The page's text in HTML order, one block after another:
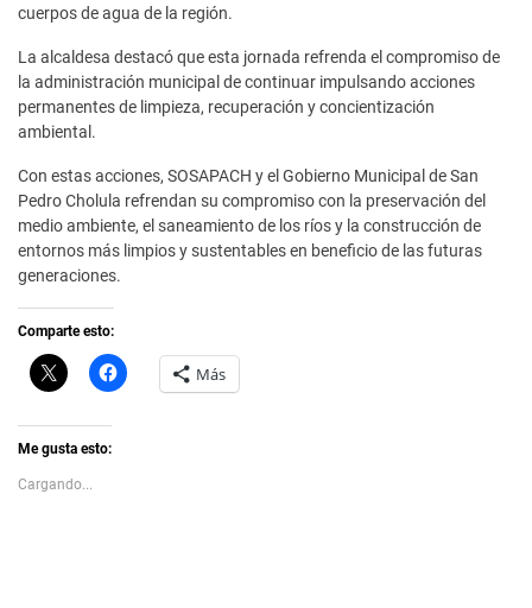
cuerpos de agua de la región.
La alcaldesa destacó que esta jornada refrenda el compromiso de
la administración municipal de continuar impulsando acciones
permanentes de limpieza, recuperación y concientización
ambiental.
Con estas acciones, SOSAPACH y el Gobierno Municipal de San
Pedro Cholula refrendan su compromiso con la preservación del
medio ambiente, el saneamiento de los ríos y la construcción de
entornos más limpios y sustentables en beneficio de las futuras
generaciones.
Comparte esto:
C
l
k
t
s
h
H
a Más
Me gusta esto:
Cargando...